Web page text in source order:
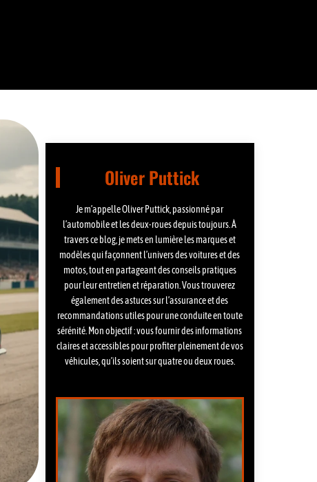
Oliver Puttick
Je m’appelle Oliver Puttick, passionné par
l’automobile et les deux-roues depuis toujours. À
travers ce blog, je mets en lumière les marques et
modèles qui façonnent l’univers des voitures et des
motos, tout en partageant des conseils pratiques
pour leur entretien et réparation. Vous trouverez
également des astuces sur l’assurance et des
recommandations utiles pour une conduite en toute
sérénité. Mon objectif : vous fournir des informations
claires et accessibles pour profiter pleinement de vos
véhicules, qu’ils soient sur quatre ou deux roues.